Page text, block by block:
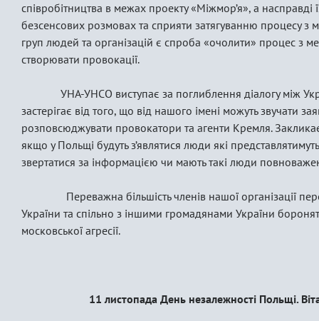
співробітництва в межах проекту «Міжмор’я», а
безсенсових розмовах та сприяти затягуванню процесу
груп людей та організацій є спроба «очолити» процес з
створювати провокації.
УНА-УНСО виступає за поглиблення діалогу між
застерігає від того, що від нашого імені можуть звучати
розповсюджувати провокатори та агенти Кремля.
якщо у Польщі будуть з’являтися люди які
звертатися за інформацією чи мають такі люди
Переважна більшість членів нашої організації
України та спільно з іншими громадянами України
московської агресії.
11 листопада День незалежності Польщі.